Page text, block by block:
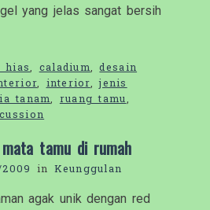
yang jelas sangat bersih
hias caladium ,desain
interior ,jenis
tanam ruang tamu
tamu di rumah
2009 in Keunggulan
agak unik dengan red